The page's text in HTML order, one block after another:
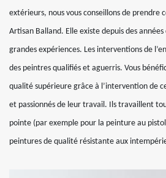
extérieurs, nous vous conseillons de prendre
Artisan Balland. Elle existe depuis des
grandes expériences. Les interventions de
des peintres qualifiés et aguerris. Vous
qualité supérieure grâce à l’intervention de
et passionnés de leur travail. Ils travaillent
pointe (par exemple pour la peinture au
peintures de qualité résistante aux